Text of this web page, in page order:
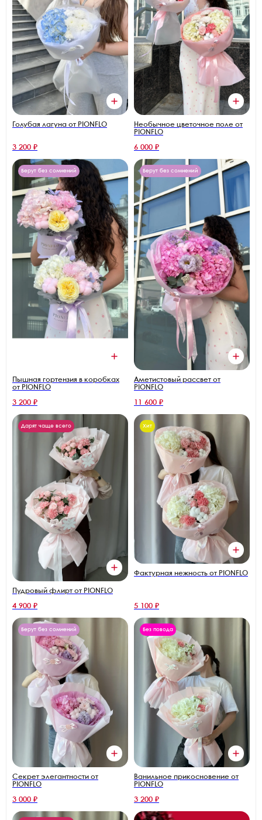
Голубая лагуна от PIONFLO
3 200 ₽
Необычное цветочное поле от
PIONFLO
6 000 ₽
Берут без сомнений
Пышная гортензия в коробках
от PIONFLO
3 200 ₽
Берут без сомнений
Аметистовый рассвет от
PIONFLO
11 600 ₽
Дарят чаще всего
Пудровый флирт от PIONFLO
4 900 ₽
Хит
Фактурная нежность от PIONFLO
5 100 ₽
Берут без сомнений
Секрет элегантности от
PIONFLO
3 000 ₽
Без повода
Ванильное прикосновение от
PIONFLO
3 200 ₽